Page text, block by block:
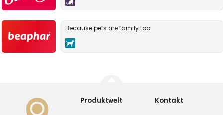
Because pets are family too
Produktwelt Kontakt